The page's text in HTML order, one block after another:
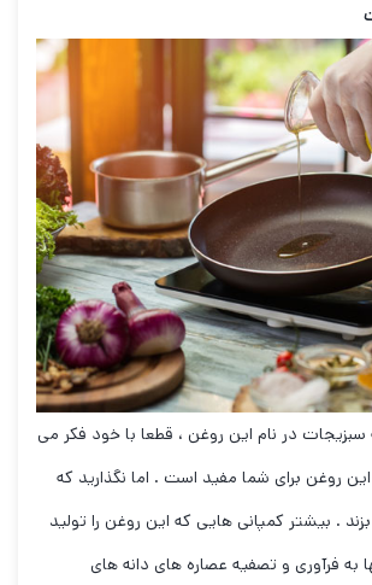
در نام این روغن ، قطعا با خود فکر می
روغن برای شما مفید است . اما نگذارید که
. بیشتر کمپانی هایی که این روغن را تولید
به فرآوری و تصفیه عصاره های دانه های